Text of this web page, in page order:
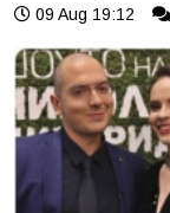
09 Aug 19:12